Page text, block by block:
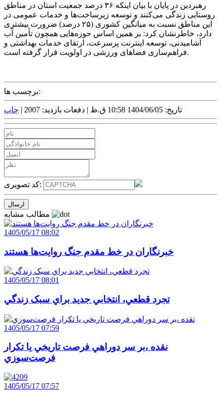
رهبردین در پایان با بیان اینکه ۳۶ درصد جمعیت استان در مناطق
روستایی زندگی می‌کنند و توسعه زیرساخت‌ها و خدمات عمومی در
این مناطق نسبت به میانگین کشوری (۲۵ درصد) ضرورت بیشتری
دارد، خاطرنشان کرد: بر همین اساس حوزه‌هایی همچون تأمین آب
آشامیدنی، توسعه اینترنت پرسرعت، ارتقای خدمات بهداشتی و
فراهم‌سازی فضا‌های ورزشی در اولویت قرار گرفته است.
برچسب ها:
تاریخ: 1404/06/05 10:58 ق.ظ | دفعات بازدید: 2007 | چاپ
کد تصویری:
1405/05/17 08:02
خبرنگاران در خط مقدم جنگ روايت‌ها هستند
1405/05/17 08:01
تجرد قطعي، انتخابي جديد براي سبک زندگي
1405/05/17 07:59
نقده ،بر سر دوراهي فرصت تاريخي يا تکرار
فرصت‌سوزي
1405/05/17 07:57